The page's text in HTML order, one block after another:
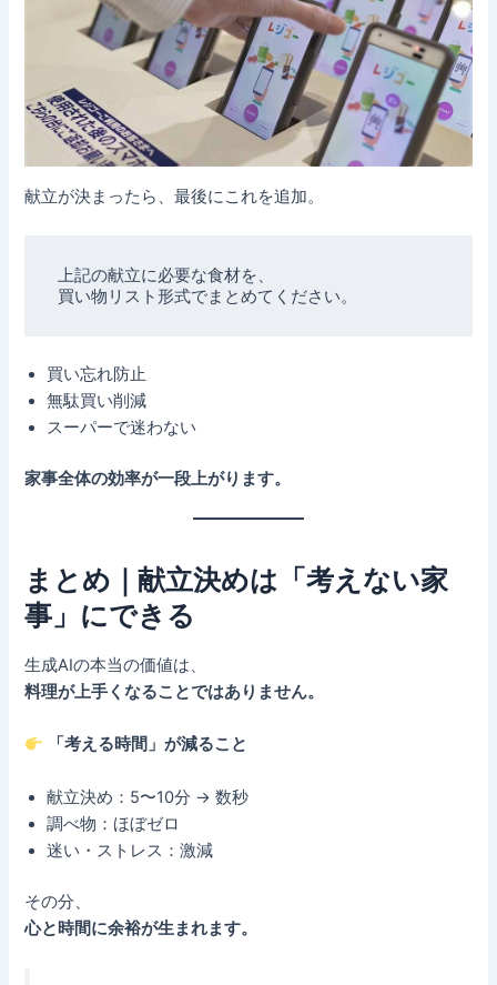
献立が決まったら、最後にこれを追加。
上記の献立に必要な食材を、
買い忘れ防止
無駄買い削減
スーパーで迷わない
家事全体の効率が一段上がります。
まとめ｜献立決めは「考えない家
事」にできる
生成AIの本当の価値は、
料理が上手くなることではありません。
「考える時間」が減ること
献立決め：5〜10分 → 数秒
調べ物：ほぼゼロ
迷い・ストレス：激減
その分、
心と時間に余裕が生まれます。